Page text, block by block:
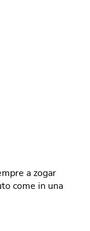
a zogar
come in una